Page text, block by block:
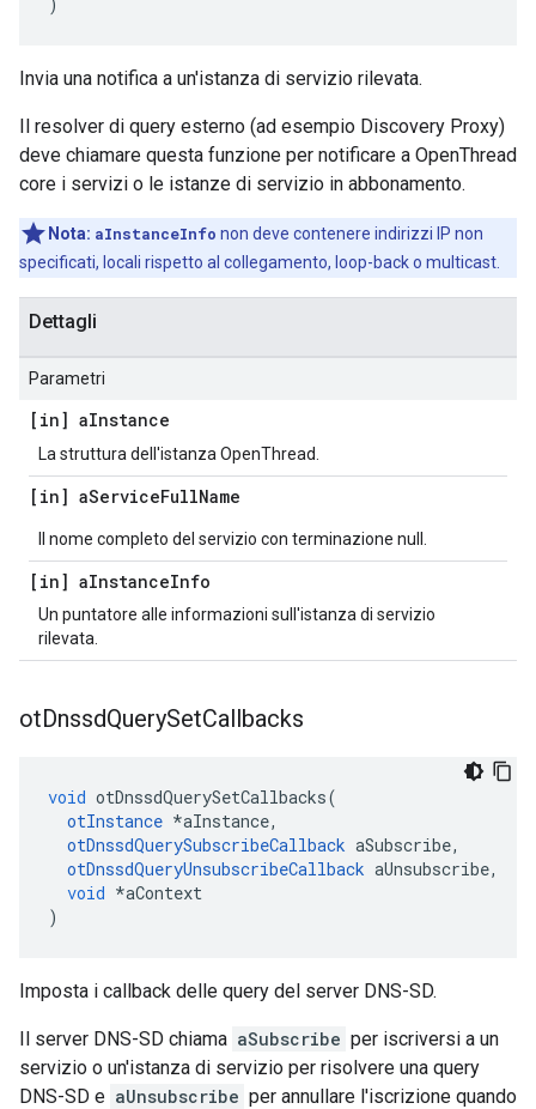
Invia una notifica a un'istanza di servizio rilevata.
Il resolver di query esterno (ad esempio Discovery Proxy)
deve chiamare questa funzione per notificare a OpenThread
core i servizi o le istanze di servizio in abbonamento.
Nota: aInstanceInfo non deve contenere indirizzi IP non
specificati, locali rispetto al collegamento, loop-back o multicast.
Dettagli
Parametri
[in] aInstance
La struttura dell'istanza OpenThread.
[in] aServiceFullName
Il nome completo del servizio con terminazione null.
[in] aInstanceInfo
Un puntatore alle informazioni sull'istanza di servizio
rilevata.
otDnssdQuerySetCallbacks
void otDnssdQuerySetCallbacks(
otInstance *aInstance,
otDnssdQuerySubscribeCallback aSubscribe,
otDnssdQueryUnsubscribeCallback aUnsubscribe,
void *aContext
)
Imposta i callback delle query del server DNS-SD.
Il server DNS-SD chiama aSubscribe per iscriversi a un
servizio o un'istanza di servizio per risolvere una query
DNS-SD e aUnsubscribe per annullare l'iscrizione quando